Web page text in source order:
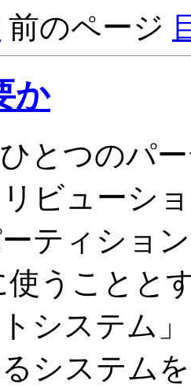
前のページ
か
とつのパ
ビューシ
ティショ
使うことと
トシステム
システム